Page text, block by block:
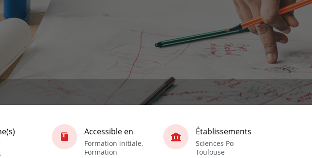
Accessible en
Formation initiale,
Formation
Établissements
Sciences Po
Toulouse